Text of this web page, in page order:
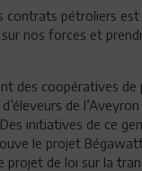
pétroliers
nos forces et
des coopératives de
de
initiatives de ce
le projet
de loi sur la